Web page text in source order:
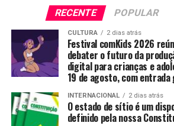
RECENTE POPULAR
CULTURA 2 dias atrás
Festival comKids 2026
debater o futuro da
digital para crianças e
19 de agosto, com
INTERNACIONAL 2 dias atrás
O estado de sítio é um
definido pela nossa